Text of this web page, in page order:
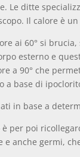
Le ditte
Il calore è
ai 60° si
esterno e
a 90° che
base di
in base a
per poi
anche germi,